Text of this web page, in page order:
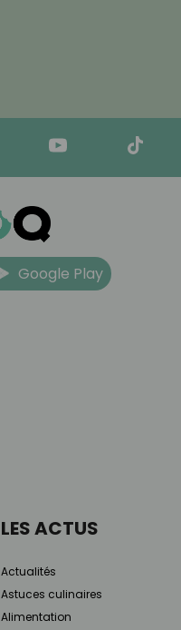
Google Play
LES ACTUS
Actualités
Astuces culinaires
Alimentation